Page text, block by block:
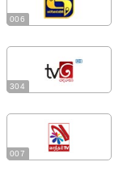
006
304
007